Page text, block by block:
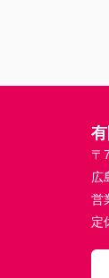
〒
広
営
定